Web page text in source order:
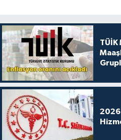
TÜİK
2026